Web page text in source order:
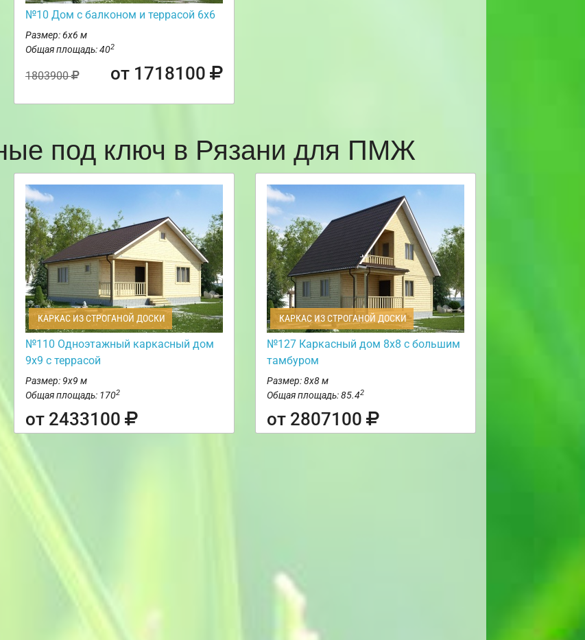
№10 Дом с балконом и террасой 6х6
Размер: 6х6 м
Общая площадь: 402
1803900 от 1718100
под ключ в Рязани для ПМЖ
КАРКАС ИЗ СТРОГАНОЙ ДОСКИ
№110 Одноэтажный каркасный дом
9х9 с террасой
Размер: 9х9 м
Общая площадь: 1702
от 2433100
КАРКАС ИЗ СТРОГАНОЙ ДОСКИ
№127 Каркасный дом 8х8 с большим
тамбуром
Размер: 8х8 м
Общая площадь: 85.42
от 2807100